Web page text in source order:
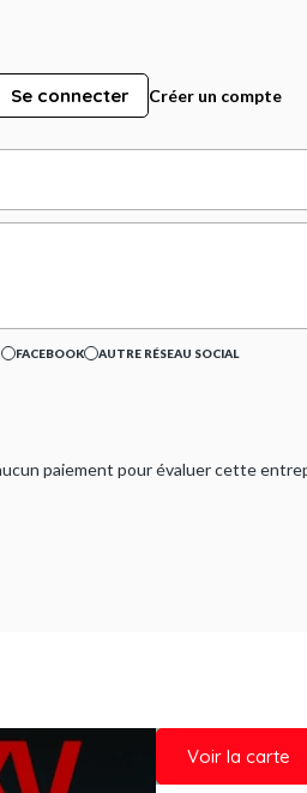
Se connecter Créer un compte
FACEBOOK AUTRE RÉSEAU SOCIAL
paiement pour évaluer cette
Voir la carte